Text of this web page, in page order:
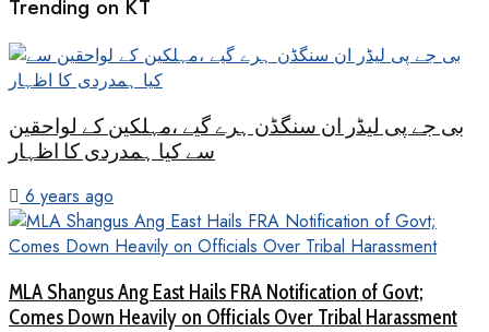
Trending on KT
بی جے پی لیڈر ان سنگڈن ہرے گیے ،مہلکین کے لواحقین
سے کیا ہمدردی کا اظہار
6 years ago
MLA Shangus Ang East Hails FRA Notification of Govt;
Comes Down Heavily on Officials Over Tribal Harassment